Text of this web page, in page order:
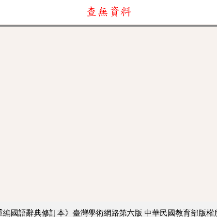
查無資料
編國語辭典修訂本》臺灣學術網路第六版 中華民國教育部版權